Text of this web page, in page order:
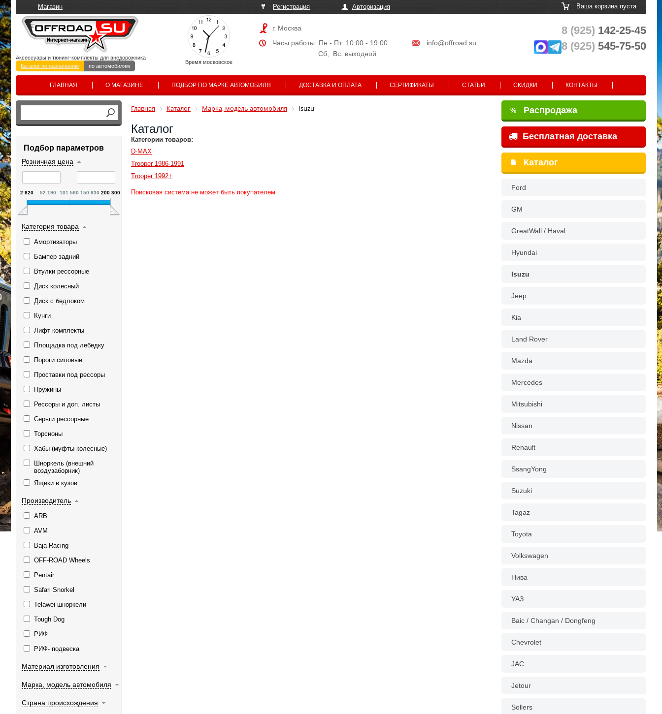
Магазин Регистрация Авторизация Ваша корзина пуста
Время московское
Аксессуары и тюнинг-комплекты для внедорожника
Каталог по назначению
по автомобилям
г. Москва
Часы работы: Пн - Пт: 10:00 - 19:00
info@offroad.su
Сб, Вс: выходной
8 (925) 142-25-45
8 (925) 545-75-50
ГЛАВНАЯ О МАГАЗИНЕ ПОДБОР ПО МАРКЕ АВТОМОБИЛЯ ДОСТАВКА И ОПЛАТА СЕРТИФИКАТЫ СТАТЬИ СКИДКИ КОНТАКТЫ
Подбор параметров
Розничная цена
2 820 52 190 101 560 150 930 200 300
Категория товара
Амортизаторы
Бампер задний
Втулки рессорные
Диск колесный
Диск с бедлоком
Кунги
Лифт комплекты
Площадка под лебедку
Пороги силовые
Проставки под рессоры
Пружины
Рессоры и доп. листы
Серьги рессорные
Торсионы
Хабы (муфты колесные)
Шноркель (внешний
воздузаборник)
Ящики в кузов
Производитель
ARB
AVM
Baja Racing
OFF-ROAD Wheels
Pentair
Safari Snorkel
Telawei-шноркели
Tough Dog
РИФ
РИФ- подвеска
Материал изготовления
Марка, модель автомобиля
Страна происхождения
Главная Каталог Марка, модель автомобиля Isuzu
Каталог
Категории товаров:
D-MAX
Trooper 1986-1991
Trooper 1992+
Поисковая система не может быть покупателем
% Распродажа
Бесплатная доставка
Каталог
Ford
GM
GreatWall / Haval
Hyundai
Isuzu
Jeep
Kia
Land Rover
Mazda
Mercedes
Mitsubishi
Nissan
Renault
SsangYong
Suzuki
Tagaz
Toyota
Volkswagen
Нива
УАЗ
Baic / Changan / Dongfeng
Chevrolet
JAC
Jetour
Sollers